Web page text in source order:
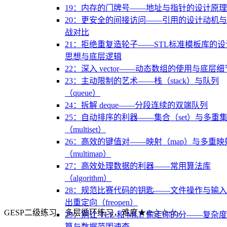
19：内存的门牌号——地址与指针的设计原理
20：更安全的间接访问——引用的设计动机
战对比
21：拒绝重复造轮子——STL标准模板库的设
思想与底层逻辑
22：深入 vector——动态数组的使用与底层细
23：主动限制的艺术——栈（stack）与队列
（queue）
24：拆解 deque——分段连续的双端队列
25：自动排序的利器——集合（set）与多重
（multiset）
26：高效的键值对——映射（map）与多重映
（multimap）
27：高效处理数据的利器——常用算法库
（algorithm）
28：规范比赛代码的钥匙——文件操作与输
出重定向（freopen）
29：别让 TLE 和 MLE 偷走你的分——复杂
GESP二级练习，多层循环练习，难度★✮☆☆☆。